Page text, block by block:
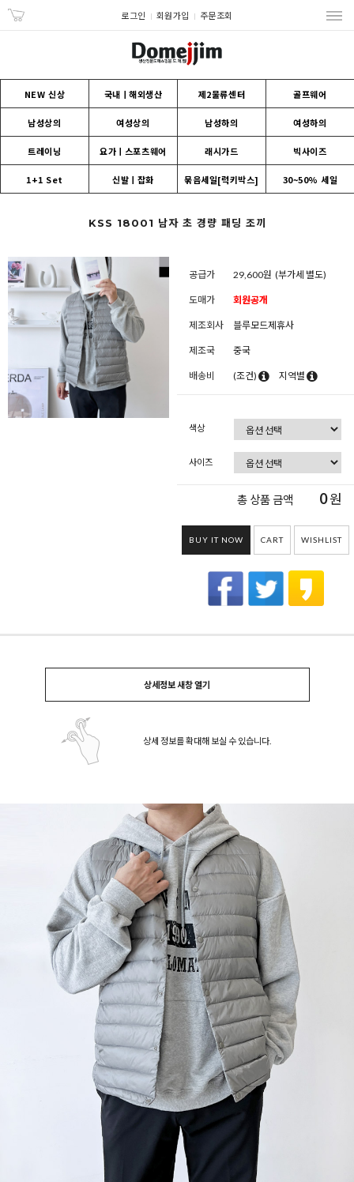
로그인 회원가입 주문조회
NEW 신상 국내ㅣ해외생산 제2물류센터 골프웨어
남성상의 여성상의 남성하의 여성하의
트레이닝 요가ㅣ스포츠웨어 래시가드 빅사이즈
1+1 Set 신발ㅣ잡화 묶음세일[럭키박스] 30~50% 세일
KSS 18001 남자 초 경량 패딩 조끼
공급가 29,600원 (부가세 별도)
도매가 회원공개
제조회사 블루모드제휴사
제조국 중국
배송비 (조건) 지역별
색상
사이즈
총 상품 금액 0원
BUY IT NOW CART WISHLIST
상세정보 새창 열기
상세 정보를 확대해 보실 수 있습니다.